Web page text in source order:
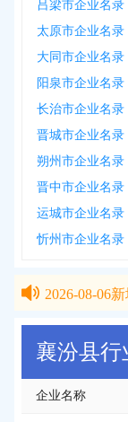
吕梁市企业名录
太原市企业名录
大同市企业名录
阳泉市企业名录
长治市企业名录
晋城市企业名录
朔州市企业名录
晋中市企业名录
运城市企业名录
忻州市企业名录
2026-08-06新
2026-08-06新
襄汾县行
企业名称